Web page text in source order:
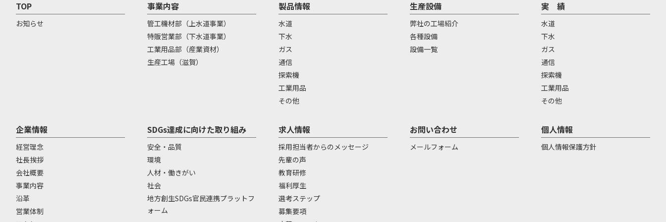
TOP
お知らせ
事業内容
管工機材部（上水道事業）
特販営業部（下水道事業）
工業用品部（産業資材）
生産工場（滋賀）
製品情報
水道
下水
ガス
通信
探索機
工業用品
その他
生産設備
弊社の工場紹介
各種設備
設備一覧
実 績
水道
下水
ガス
通信
探索機
工業用品
その他
企業情報
経営理念
社長挨拶
会社概要
事業内容
沿革
営業体制
SDGs達成に向けた取り組み
安全・品質
環境
人材・働きがい
社会
地方創生SDGs官民連携プラットフ
ォーム
求人情報
採用担当者からのメッセージ
先輩の声
教育研修
福利厚生
選考ステップ
募集要項
お問い合わせ
メールフォーム
個人情報
個人情報保護方針